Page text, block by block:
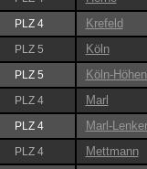
PLZ 4 Krefeld
PLZ 5 Köln
PLZ 5 Köln-
PLZ 4 Marl
PLZ 4 Marl-
PLZ 4 Mettmann